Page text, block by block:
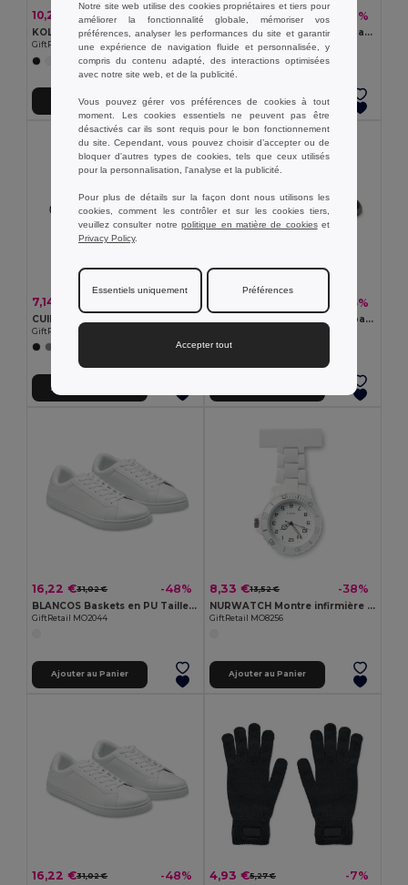
10,23 € 15,66 € -35%
KOLAM Claquettes antidérapantes 38/39
GiftRetail MO6785
Ajouter au Panier
5,56 € 6,75 € -18%
RHODOS Lunettes de soleil bambou
GiftRetail MO6492
Ajouter au Panier
7,14 €
CUINA Tablier en coton recyclé
GiftRetail MO2265
Ajouter au Panier
-35%
KOLAM Claquettes antidérapantes taille 3
16,22 €31,02 € -48%
BLANCOS Baskets en PU Taille 44
GiftRetail MO2044
Ajouter au Panier
8,33 €13,52 € -38%
NURWATCH Montre infirmière analogique
GiftRetail MO8256
Ajouter au Panier
16,22 €31,02 € -48% 4,93 €5,27 € -7%
Notre site web utilise des cookies propriétaires et tiers pour
améliorer la fonctionnalité globale, mémoriser vos
préférences, analyser les performances du site et garantir
une expérience de navigation fluide et personnalisée, y
compris du contenu adapté, des interactions optimisées
avec notre site web, et de la publicité.
Vous pouvez gérer vos préférences de cookies à tout
moment. Les cookies essentiels ne peuvent pas être
désactivés car ils sont requis pour le bon fonctionnement
du site. Cependant, vous pouvez choisir d’accepter ou de
bloquer d'autres types de cookies, tels que ceux utilisés
pour la personnalisation, l'analyse et la publicité.
Pour plus de détails sur la façon dont nous utilisons les
cookies, comment les contrôler et sur les cookies tiers,
veuillez consulter notrepolitique en matière de cookieset
Privacy Policy.
Essentiels uniquement Préférences
Accepter tout